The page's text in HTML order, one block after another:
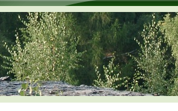
Skip to main content